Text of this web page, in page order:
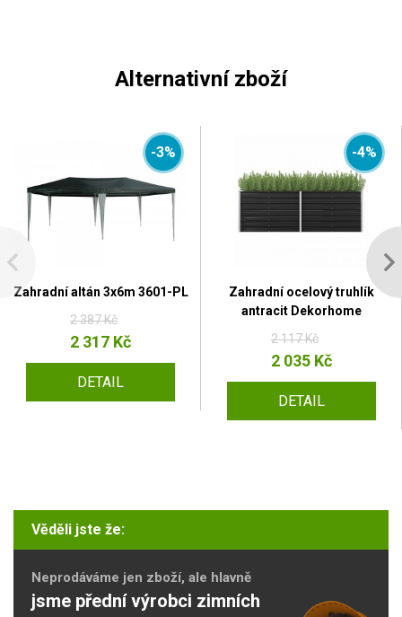
Alternativní zboží
-3%
Zahradní altán 3x6m 3601-PL
2 387 Kč
2 317 Kč
DETAIL
-4%
Zahradní ocelový truhlík
antracit Dekorhome
2 117 Kč
2 035 Kč
DETAIL
Věděli jste že:
Neprodáváme jen zboží, ale hlavně
jsme přední výrobci zimních